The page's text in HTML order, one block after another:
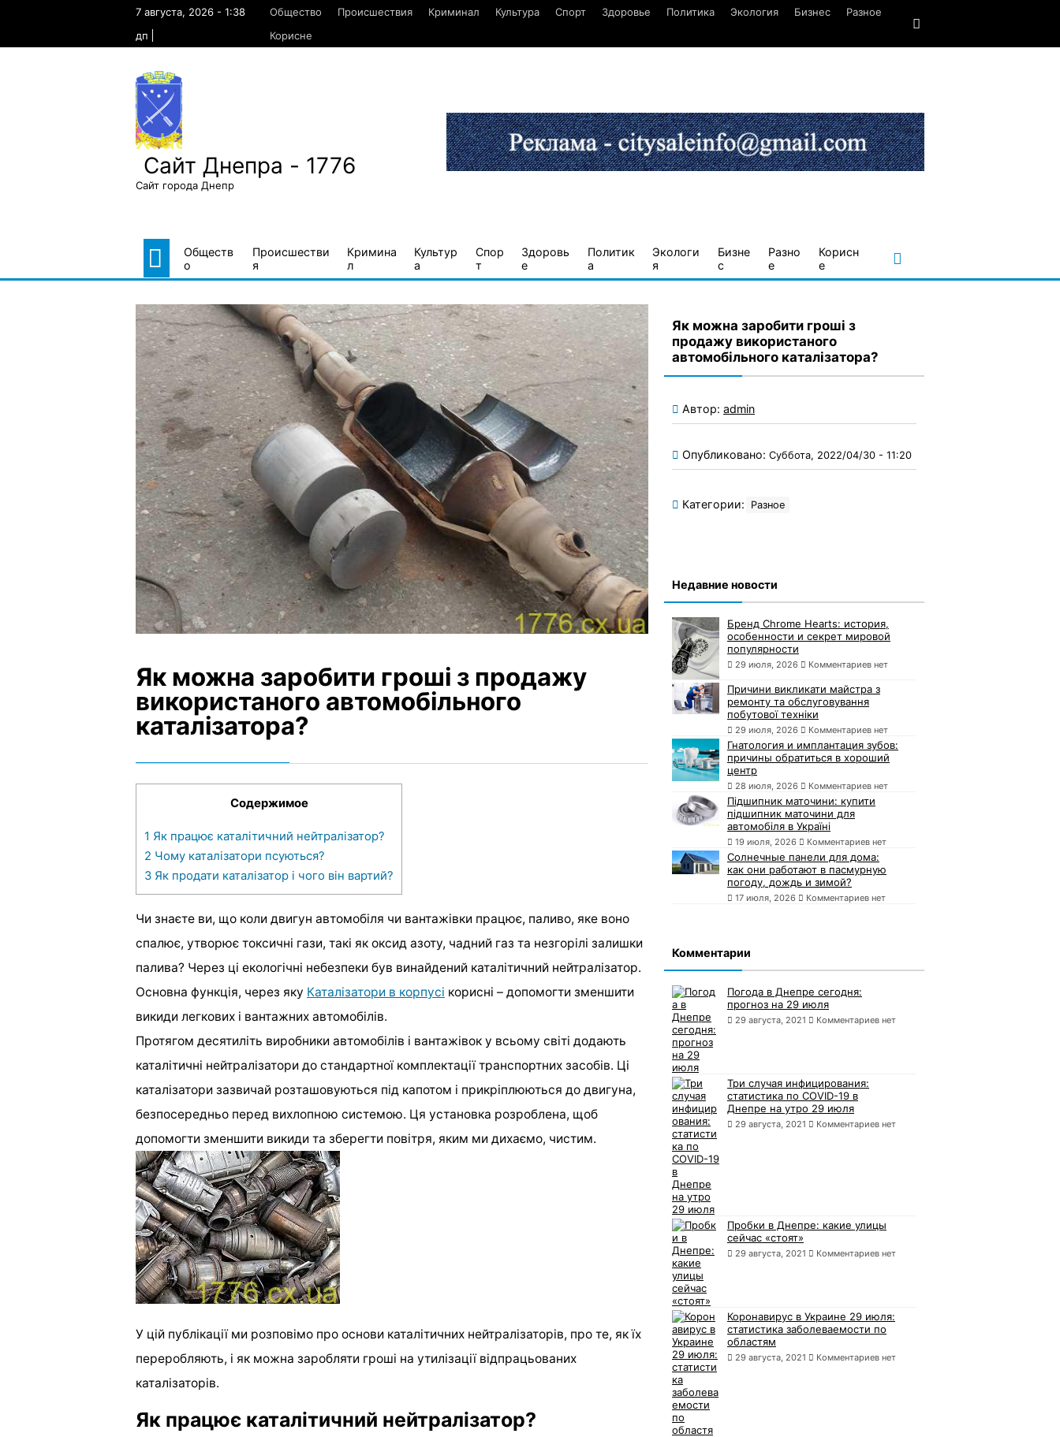
7 августа, 2026 - 1:38
дп
Общество Происшествия Криминал Культура Спорт Здоровье Политика Экология Бизнес
Разное
Корисне
Сайт Днепра - 1776
Сайт города Днепр
Обществ
о
Происшестви
я
Кримина
л
Культур
а
Спор
т
Здоровь
е
Политик
а
Экологи
я
Бизне
с
Разно
е
Корисн
е
Як можна заробити гроші з продажу
використаного автомобільного
каталізатора?
Содержимое
1 Як працює каталітичний нейтралізатор?
2 Чому каталізатори псуються?
3 Як продати каталізатор і чого він вартий?
Чи знаєте ви, що коли двигун автомобіля чи вантажівки працює, паливо, яке воно
спалює, утворює токсичні гази, такі як оксид азоту, чадний газ та незгорілі залишки
палива? Через ці екологічні небезпеки був винайдений каталітичний нейтралізатор.
Основна функція, через яку Каталізатори в корпусі корисні – допомогти зменшити
викиди легкових і вантажних автомобілів.
Протягом десятиліть виробники автомобілів і вантажівок у всьому світі додають
каталітичні нейтралізатори до стандартної комплектації транспортних засобів. Ці
каталізатори зазвичай розташовуються під капотом і прикріплюються до двигуна,
безпосередньо перед вихлопною системою. Ця установка розроблена, щоб
допомогти зменшити викиди та зберегти повітря, яким ми дихаємо, чистим.
У цій публікації ми розповімо про основи каталітичних нейтралізаторів, про те, як їх
переробляють, і як можна заробляти гроші на утилізації відпрацьованих
каталізаторів.
Як працює каталітичний нейтралізатор?
Як можна заробити гроші з
продажу використаного
автомобільного каталізатора?
Автор: admin
Опубликовано: Суббота, 2022/04/30 - 11:20
Категории: Разное
Недавние новости
Бренд Chrome Hearts: история,
особенности и секрет мировой
популярности
29 июля, 2026 Комментариев нет
Причини викликати майстра з
ремонту та обслуговування
побутової техніки
29 июля, 2026 Комментариев нет
Гнатология и имплантация зубов:
причины обратиться в хороший
центр
28 июля, 2026 Комментариев нет
Підшипник маточини: купити
підшипник маточини для
автомобіля в Україні
19 июля, 2026 Комментариев нет
Солнечные панели для дома:
как они работают в пасмурную
погоду, дождь и зимой?
17 июля, 2026 Комментариев нет
Комментарии
Погода в Днепре сегодня:
прогноз на 29 июля
29 августа, 2021 Комментариев нет
Три случая инфицирования:
статистика по COVID-19 в
Днепре на утро 29 июля
29 августа, 2021 Комментариев нет
Пробки в Днепре: какие улицы
сейчас «стоят»
29 августа, 2021 Комментариев нет
Коронавирус в Украине 29 июля:
статистика заболеваемости по
областям
29 августа, 2021 Комментариев нет